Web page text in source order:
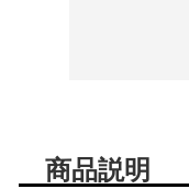
商品説明